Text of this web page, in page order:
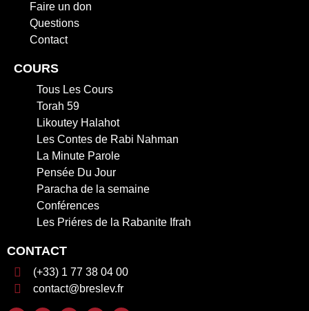
Faire un don
Questions
Contact
COURS
Tous Les Cours
Torah 59
Likoutey Halahot
Les Contes de Rabi Nahman
La Minute Parole
Pensée Du Jour
Paracha de la semaine
Conférences
Les Priéres de la Rabanite Ifrah
CONTACT
(+33) 1 77 38 04 00
contact@breslev.fr